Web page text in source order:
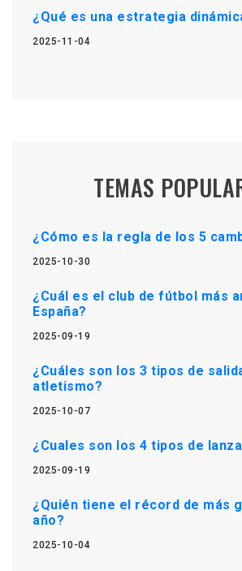
¿Qué es una estrategia
2025-11-04
TEMAS
¿Cómo es la regla de los 5
2025-10-30
¿Cuál es el club de fútbol más
España?
2025-09-19
¿Cuáles son los 3 tipos de
atletismo?
2025-10-07
¿Cuales son los 4 tipos de
2025-09-19
¿Quién tiene el récord de más
año?
2025-10-04